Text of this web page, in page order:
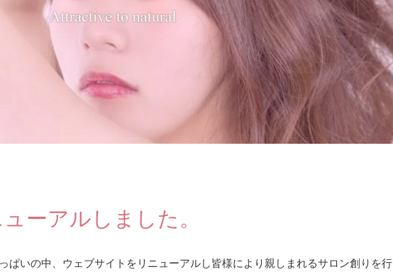
ーアルしました。
ぱいの中、ウェブサイトをリニューアルし皆様により親しまれるサロン創りを行